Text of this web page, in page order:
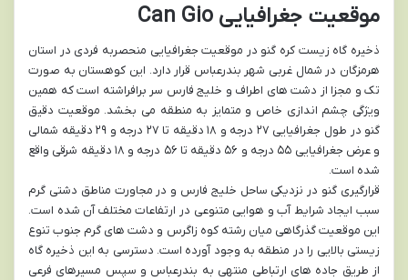
موقعیت جغرافیایی Can Gio
ذخیره گاه زیست کره گنو در موقعیت جغرافیایی منحصربه فردی در استان
هرمزگان در شمال غربی شهر بندرعباس قرار دارد. این کوهستان به صورت
تک و مجزا از دشت های اطراف و خلیج فارس سر برافراشته است که همین
ویژگی چشم اندازی خاص و متمایز به منطقه می بخشد. موقعیت دقیق
گنو در طول جغرافیایی ۲۷ درجه و ۱۸ دقیقه تا ۲۷ درجه و ۲۹ دقیقه شمالی
و عرض جغرافیایی ۵۵ درجه و ۵۶ دقیقه تا ۵۶ درجه و ۱۸ دقیقه شرقی واقع
شده است.
قرارگیری گنو در نزدیکی ساحل خلیج فارس و در مجاورت مناطق دشتی گرم
سبب ایجاد شرایط آب و هوایی متنوعی در ارتفاعات مختلف آن شده است.
این موقعیت گذرگاهی میان رشته کوه زاگرس و دشت های گرم جنوب تنوع
زیستی بالایی را در منطقه به وجود آورده است. دسترسی به این ذخیره گاه
از طریق جاده های ارتباطی منتهی به بندرعباس و سپس مسیرهای فرعی